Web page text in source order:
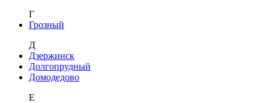
Г
Грозный
Д
Дзержинск
Долгопрудный
Домодедово
Е